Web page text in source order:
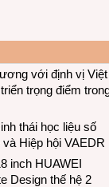
với định vị Việt
trọng điểm
thái học liệu số
Hiệp hội VAEDR
inch HUAWEI
Design thế hệ 2